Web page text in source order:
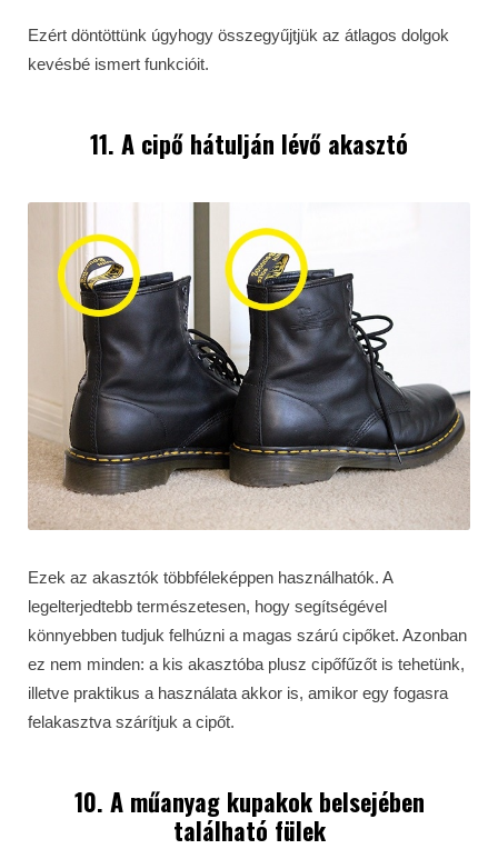
Ezért döntöttünk úgyhogy összegyűjtjük az átlagos dolgok
kevésbé ismert funkcióit.
11. A cipő hátulján lévő akasztó
Ezek az akasztók többféleképpen használhatók. A
legelterjedtebb természetesen, hogy segítségével
könnyebben tudjuk felhúzni a magas szárú cipőket. Azonban
ez nem minden: a kis akasztóba plusz cipőfűzőt is tehetünk,
illetve praktikus a használata akkor is, amikor egy fogasra
felakasztva szárítjuk a cipőt.
10. A műanyag kupakok belsejében
található fülek